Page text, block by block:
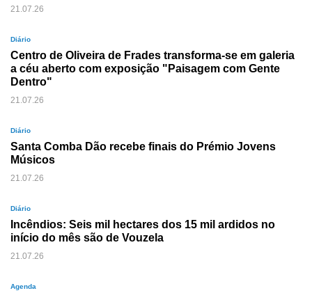
21.07.26
Diário
Centro de Oliveira de Frades transforma-se em galeria
a céu aberto com exposição "Paisagem com Gente
Dentro"
21.07.26
Diário
Santa Comba Dão recebe finais do Prémio Jovens
Músicos
21.07.26
Diário
Incêndios: Seis mil hectares dos 15 mil ardidos no
início do mês são de Vouzela
21.07.26
Agenda